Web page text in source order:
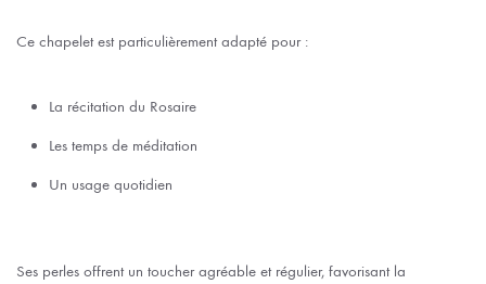
Ce chapelet est particulièrement adapté pour :
La récitation du Rosaire
Les temps de méditation
Un usage quotidien
Ses perles offrent un toucher agréable et régulier, favorisant la